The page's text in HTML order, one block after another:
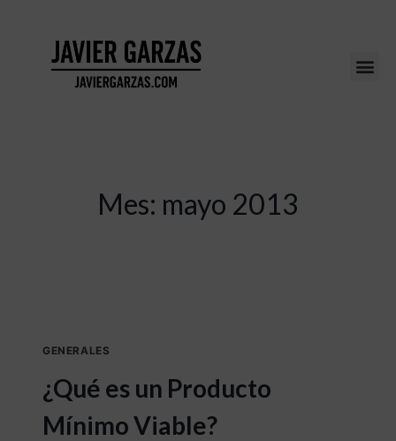
Mes: mayo 2013
GENERALES
¿Qué es un Producto
Mínimo Viable?